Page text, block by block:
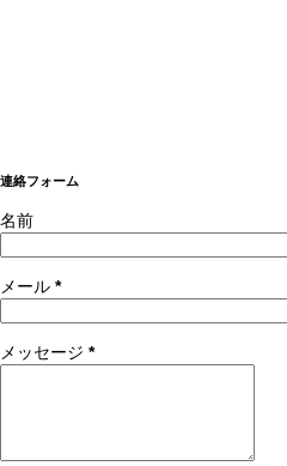
連絡フォーム
名前
メール *
メッセージ *